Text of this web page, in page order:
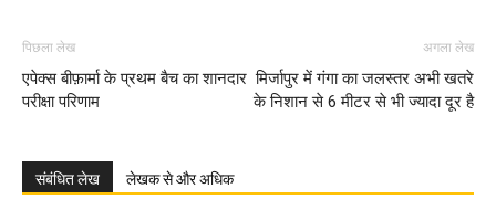
पिछला लेख
एपेक्स बीफ़ार्मा के प्रथम बैच का शानदार
परीक्षा परिणाम
अगला लेख
मिर्जापुर में गंगा का जलस्तर अभी खतरे
के निशान से 6 मीटर से भी ज्यादा दूर है
संबंधित लेख लेखक से और अधिक